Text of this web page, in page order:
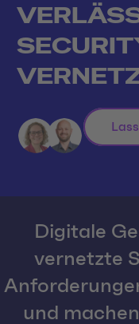
Digitale
vernetzte
und